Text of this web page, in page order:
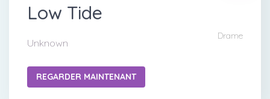
Low Tide
Drame
Unknown
REGARDER MAINTENANT